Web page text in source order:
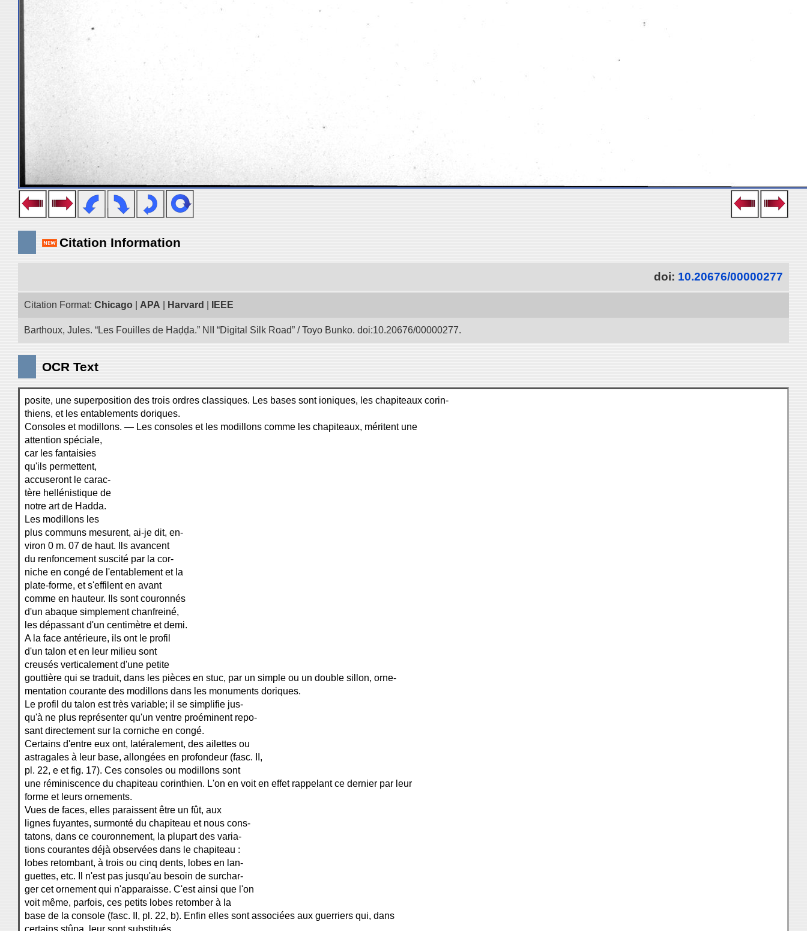
Citation Information
doi: 10.20676/00000277
Citation Format: Chicago APA Harvard IEEE
Barthoux, Jules. “Les Fouilles de Haḍḍa.” NII “Digital Silk Road” / Toyo Bunko. doi:10.20676/00000277.
OCR Text
posite, une superposition des trois ordres classiques. Les bases sont ioniques, les chapiteaux corin-
thiens, et les entablements doriques.
Consoles et modillons. — Les consoles et les modillons comme les chapiteaux, méritent une
attention spéciale,
car les fantaisies
qu'ils permettent,
accuseront le carac-
tère hellénistique de
notre art de Hadda.
Les modillons les
plus communs mesurent, ai-je dit, en-
viron 0 m. 07 de haut. Ils avancent
du renfoncement suscité par la cor-
niche en congé de l'entablement et la
plate-forme, et s'effilent en avant
comme en hauteur. Ils sont couronnés
d'un abaque simplement chanfreiné,
les dépassant d'un centimètre et demi.
A la face antérieure, ils ont le profil
d'un talon et en leur milieu sont
creusés verticalement d'une petite
gouttière qui se traduit, dans les pièces en stuc, par un simple ou un double sillon, orne-
mentation courante des modillons dans les monuments doriques.
Le profil du talon est très variable; il se simplifie jus-
qu'à ne plus représenter qu'un ventre proéminent repo-
sant directement sur la corniche en congé.
Certains d'entre eux ont, latéralement, des ailettes ou
astragales à leur base, allongées en profondeur (fasc. II,
pl. 22, e et fig. 17). Ces consoles ou modillons sont
une réminiscence du chapiteau corinthien. L'on en voit en effet rappelant ce dernier par leur
forme et leurs ornements.
Vues de faces, elles paraissent être un fût, aux
lignes fuyantes, surmonté du chapiteau et nous cons-
tatons, dans ce couronnement, la plupart des varia-
tions courantes déjà observées dans le chapiteau :
lobes retombant, à trois ou cinq dents, lobes en lan-
guettes, etc. Il n'est pas jusqu'au besoin de surchar-
ger cet ornement qui n'apparaisse. C'est ainsi que l'on
voit même, parfois, ces petits lobes retomber à la
base de la console (fasc. II, pl. 22, b). Enfin elles sont associées aux guerriers qui, dans
certains stûpa, leur sont substitués.